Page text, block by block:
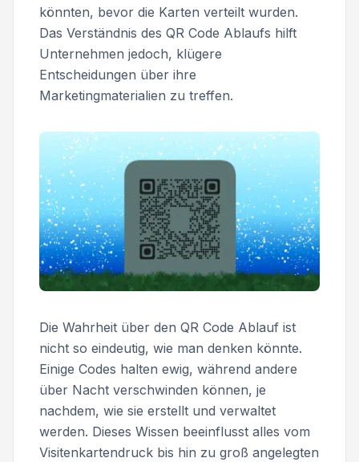
könnten, bevor die Karten verteilt wurden.
Das Verständnis des QR Code Ablaufs hilft
Unternehmen jedoch, klügere
Entscheidungen über ihre
Marketingmaterialien zu treffen.
Die Wahrheit über den QR Code Ablauf ist
nicht so eindeutig, wie man denken könnte.
Einige Codes halten ewig, während andere
über Nacht verschwinden können, je
nachdem, wie sie erstellt und verwaltet
werden. Dieses Wissen beeinflusst alles vom
Visitenkartendruck bis hin zu groß angelegten